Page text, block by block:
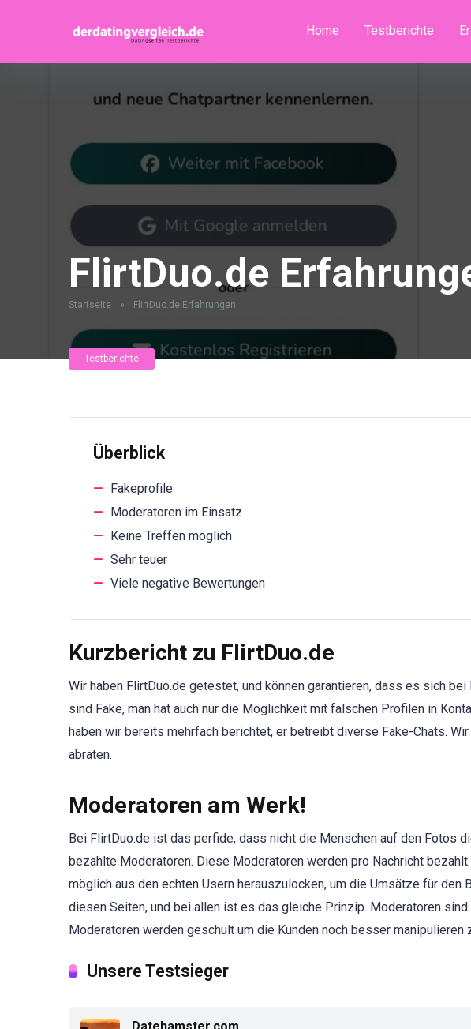
Home Testberichte
FlirtDuo.de
Startseite » FlirtDuo.de Erfahrungen
Testberichte
Überblick
Fakeprofile
Moderatoren im Einsatz
Keine Treffen möglich
Sehr teuer
Viele negative Bewertungen
Kurzbericht zu FlirtDuo.de
Wir haben FlirtDuo.de getestet, und können garantieren, dass es sich
sind Fake, man hat auch nur die Möglichkeit mit falschen Profilen in
haben wir bereits mehrfach berichtet, er betreibt diverse Fake-Chats.
abraten.
Moderatoren am Werk!
Bei FlirtDuo.de ist das perfide, dass nicht die Menschen auf den Fotos
bezahlte Moderatoren. Diese Moderatoren werden pro Nachricht
möglich aus den echten Usern herauszulocken, um die Umsätze für
diesen Seiten, und bei allen ist es das gleiche Prinzip. Moderatoren
Moderatoren werden geschult um die Kunden noch besser manipulieren
Unsere Testsieger